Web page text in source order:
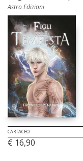
Astro Edizioni
CARTACEO
€ 16,90